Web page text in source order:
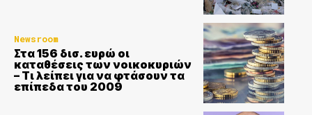
Newsroom
Στα 156 δισ. ευρώ οι
καταθέσεις των νοικοκυριών
– Τι λείπει για να φτάσουν τα
επίπεδα του 2009